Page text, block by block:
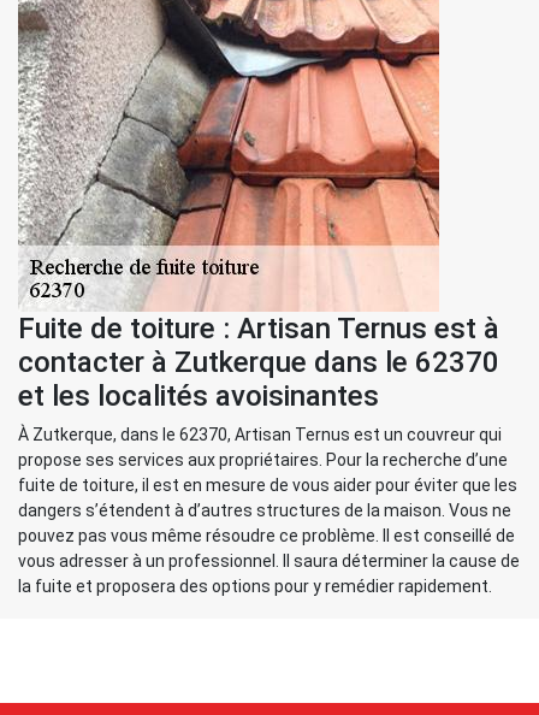
Fuite de toiture : Artisan Ternus est à
contacter à Zutkerque dans le 62370
et les localités avoisinantes
À Zutkerque, dans le 62370, Artisan Ternus est un couvreur qui
propose ses services aux propriétaires. Pour la recherche d’une
fuite de toiture, il est en mesure de vous aider pour éviter que les
dangers s’étendent à d’autres structures de la maison. Vous ne
pouvez pas vous même résoudre ce problème. Il est conseillé de
vous adresser à un professionnel. Il saura déterminer la cause de
la fuite et proposera des options pour y remédier rapidement.